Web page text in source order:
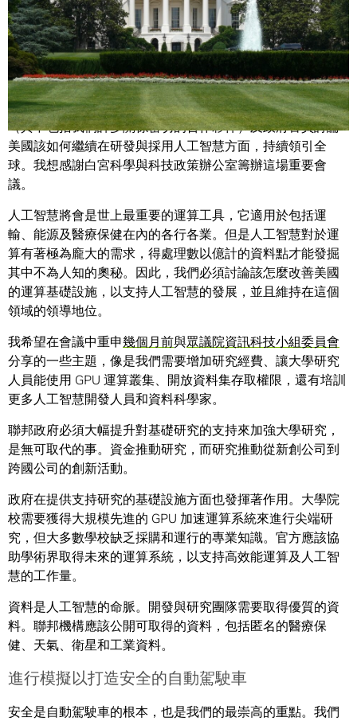
政府高層該怎麼更妥善地準備其運算基礎設施，以面對人工
智慧迎來的挑戰和契機。
今天我很幸運能夠來到華盛頓，跟三十多間公司的領導人
（其中包括我們許多關係密切的合作夥伴）及政府官員討論
美國該如何繼續在研發與採用人工智慧方面，持續領引全
球。我想感謝白宮科學與科技政策辦公室籌辦這場重要會
議。
人工智慧將會是世上最重要的運算工具，它適用於包括運
輸、能源及醫療保健在內的各行各業。但是人工智慧對於運
算有著極為龐大的需求，得處理數以億計的資料點才能發掘
其中不為人知的奧秘。因此，我們必須討論該怎麼改善美國
的運算基礎設施，以支持人工智慧的發展，並且維持在這個
領域的領導地位。
我希望在會議中重申幾個月前與眾議院資訊科技小組委員會
分享的一些主題，像是我們需要增加研究經費、讓大學研究
人員能使用 GPU 運算叢集、開放資料集存取權限，還有培訓
更多人工智慧開發人員和資料科學家。
聯邦政府必須大幅提升對基礎研究的支持來加強大學研究，
是無可取代的事。資金推動研究，而研究推動從新創公司到
跨國公司的創新活動。
政府在提供支持研究的基礎設施方面也發揮著作用。大學院
校需要獲得大規模先進的 GPU 加速運算系統來進行尖端研
究，但大多數學校缺乏採購和運行的專業知識。官方應該協
助學術界取得未來的運算系統，以支持高效能運算及人工智
慧的工作量。
資料是人工智慧的命脈。開發與研究團隊需要取得優質的資
料。聯邦機構應該公開可取得的資料，包括匿名的醫療保
健、天氣、衛星和工業資料。
進行模擬以打造安全的自動駕駛車
安全是自動駕駛車的根本，也是我們的最崇高的重點。我們